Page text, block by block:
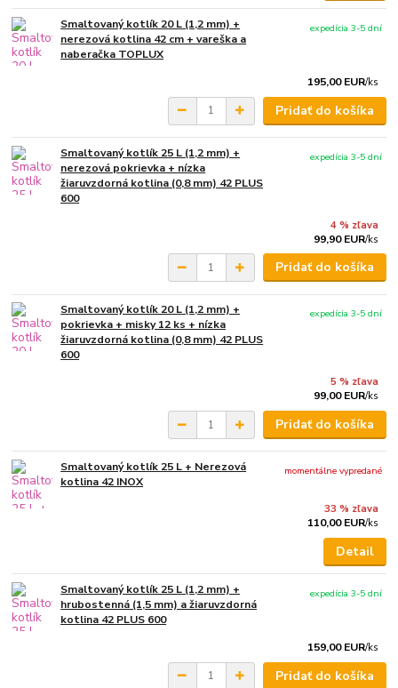
Smaltovaný kotlík 20 L (1,2 mm) +
nerezová kotlina 42 cm + vareška a
naberačka TOPLUX
195,00 EUR/ks
expedícia 3-5 dní
Pridať do košíka
Smaltovaný kotlík 25 L (1,2 mm) +
nerezová pokrievka + nízka
žiaruvzdorná kotlina (0,8 mm) 42 PLUS
600
4 % zľava
99,90 EUR/ks
expedícia 3-5 dní
Pridať do košíka
Smaltovaný kotlík 20 L (1,2 mm) +
pokrievka + misky 12 ks + nízka
žiaruvzdorná kotlina (0,8 mm) 42 PLUS
600
5 % zľava
99,00 EUR/ks
expedícia 3-5 dní
Pridať do košíka
Smaltovaný kotlík 25 L + Nerezová
kotlina 42 INOX
33 % zľava
110,00 EUR/ks
momentálne vypredané
Detail
Smaltovaný kotlík 25 L (1,2 mm) +
hrubostenná (1,5 mm) a žiaruvzdorná
kotlina 42 PLUS 600
159,00 EUR/ks
expedícia 3-5 dní
Pridať do košíka